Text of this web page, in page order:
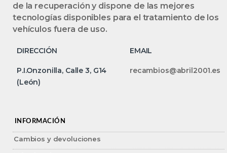
de la recuperación y dispone de las mejores
tecnologías disponibles para el tratamiento de los
vehículos fuera de uso.
DIRECCIÓN EMAIL
P.I.Onzonilla, Calle 3, G14
(León)
recambios@abril2001.es
INFORMACIÓN
Cambios y devoluciones